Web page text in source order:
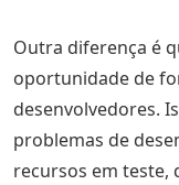
Outra diferença é
oportunidade de
desenvolvedores.
problemas de
recursos em teste,